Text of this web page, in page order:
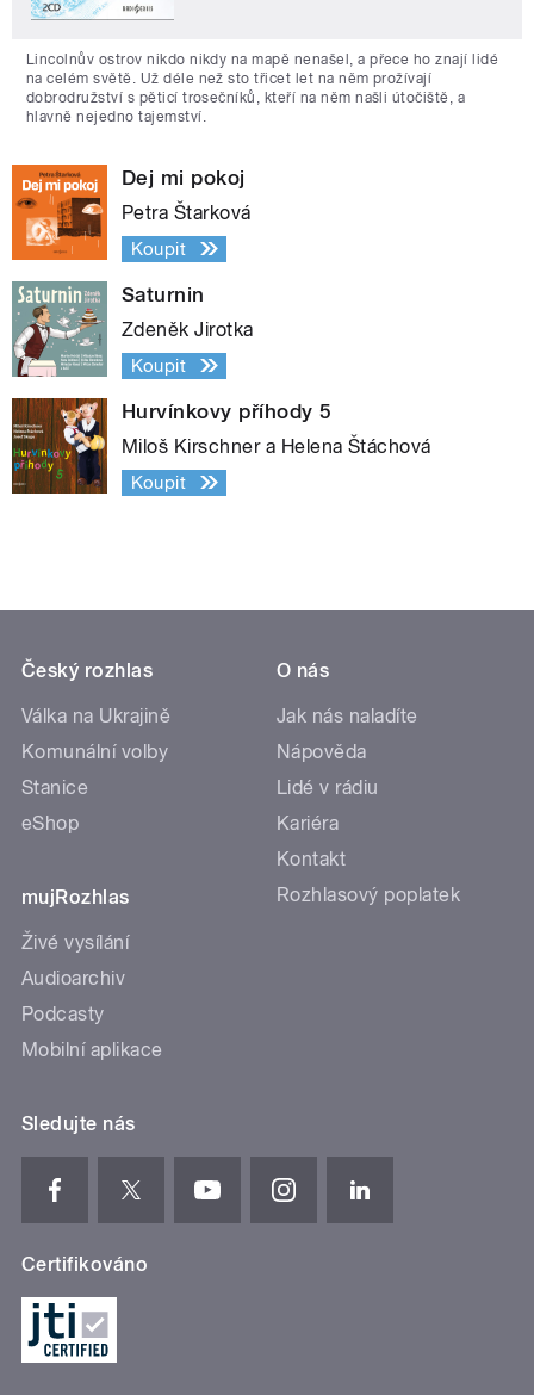
Lincolnův ostrov nikdo nikdy na mapě nenašel, a přece ho znají lidé
na celém světě. Už déle než sto třicet let na něm prožívají
dobrodružství s pěticí trosečníků, kteří na něm našli útočiště, a
hlavně nejedno tajemství.
Dej mi pokoj
Petra Štarková
Koupit
Saturnin
Zdeněk Jirotka
Koupit
Hurvínkovy příhody 5
Miloš Kirschner a Helena Štáchová
Koupit
Český rozhlas
Válka na Ukrajině
Komunální volby
Stanice
eShop
mujRozhlas
Živé vysílání
Audioarchiv
Podcasty
Mobilní aplikace
O nás
Jak nás naladíte
Nápověda
Lidé v rádiu
Kariéra
Kontakt
Rozhlasový poplatek
Sledujte nás
Certifikováno